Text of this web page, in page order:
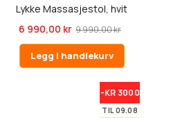
Lykke Massasjestol, hvit
6 990,00 kr 9 990,00 kr
Legg i handlekurv
-KR 3000
TIL 09.08